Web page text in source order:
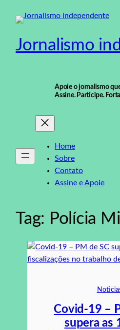
para
conteúdo
Jornalismo
Apoie o jornalismo
Assine. Participe.
Home
Sobre
Contato
Assine e Apoie
Tag: Polícia
Covid-19 –
supera as